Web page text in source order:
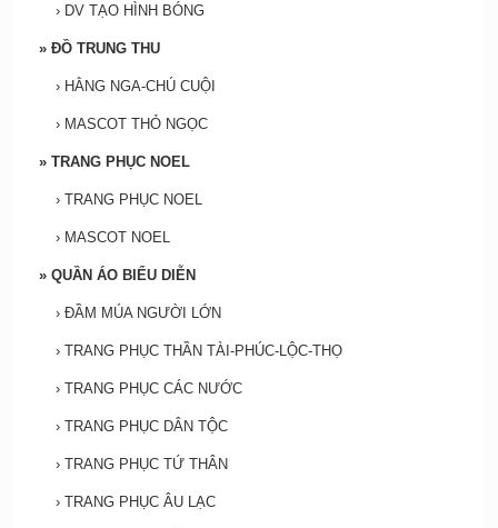
› DV TẠO HÌNH BÓNG
» ĐỒ TRUNG THU
› HẰNG NGA-CHÚ CUỘI
› MASCOT THỎ NGỌC
» TRANG PHỤC NOEL
› TRANG PHỤC NOEL
› MASCOT NOEL
» QUẦN ÁO BIỂU DIỄN
› ĐẦM MÚA NGƯỜI LỚN
› TRANG PHỤC THẦN TÀI-PHÚC-LỘC-THỌ
› TRANG PHỤC CÁC NƯỚC
› TRANG PHỤC DÂN TỘC
› TRANG PHỤC TỨ THÂN
› TRANG PHỤC ÂU LẠC